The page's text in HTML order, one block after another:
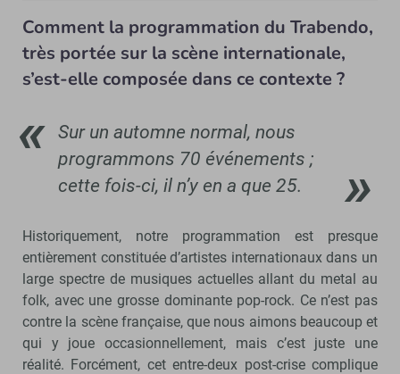
Comment la programmation du Trabendo,
très portée sur la scène internationale,
s’est-elle composée dans ce contexte ?
Sur un automne normal, nous
programmons 70 événements ;
cette fois-ci, il n’y en a que 25.
Historiquement, notre programmation est presque
entièrement constituée d’artistes internationaux dans un
large spectre de musiques actuelles allant du metal au
folk, avec une grosse dominante pop-rock. Ce n’est pas
contre la scène française, que nous aimons beaucoup et
qui y joue occasionnellement, mais c’est juste une
réalité. Forcément, cet entre-deux post-crise complique